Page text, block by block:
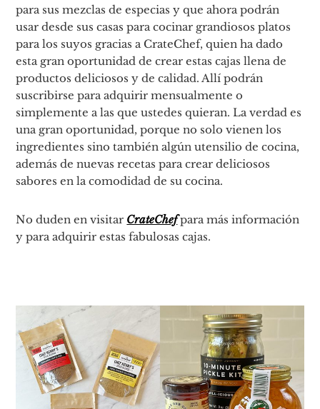
para sus mezclas de especias y que ahora podrán
usar desde sus casas para cocinar grandiosos platos
para los suyos gracias a CrateChef, quien ha dado
esta gran oportunidad de crear estas cajas llena de
productos deliciosos y de calidad. Allí podrán
suscribirse para adquirir mensualmente o
simplemente a las que ustedes quieran. La verdad es
una gran oportunidad, porque no solo vienen los
ingredientes sino también algún utensilio de cocina,
además de nuevas recetas para crear deliciosos
sabores en la comodidad de su cocina.
No duden en visitar CrateChefpara más información
y para adquirir estas fabulosas cajas.